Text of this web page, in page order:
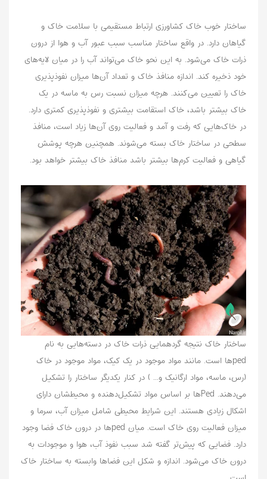
ساختار خوب خاک کشاورزی ارتباط مستقیمی با سلامت خاک و
گیاهان دارد. در واقع ساختار مناسب سبب عبور آب و هوا از درون
ذرات خاک می‌شود. به این نحو خاک می‌تواند آب را در میان لایه‌های
خود ذخیره ‌کند. اندازه منافذ خاک و تعداد آن‌ها میزان نفوذپذیری
خاک را تعیین می‌کنند. هرچه میزان نسبت رس به ماسه در یک
خاک بیشتر باشد، خاک استقامت بیشتری و نفوذپذیری کمتری دارد.
در خاک‌هایی که رفت و آمد و فعالیت روی آن‌ها زیاد است، منافذ
سطحی در ساختار خاک بسته می‌شوند. همچنین هرچه پوشش
گیاهی و فعالیت کرم‌ها بیشتر باشد منافذ خاک بیشتر خواهد بود.
ساختار خاک نتیجه گردهمایی ذرات خاک در دسته‌هایی به نام
pedها است. مانند مواد موجود در یک کیک، مواد موجود در خاک
(رس، ماسه، مواد ارگانیک‌ و‌... ) در کنار یکدیگر ساختار را تشکیل
می‌دهند. Pedها بر اساس مواد تشکیل‌دهنده و محیطشان دارای
اشکال زیادی هستند. این شرایط محیطی شامل میزان آب، سرما و
میزان فعالیت روی خاک است‌. میان pedها در درون خاک فضا وجود
دارد. فضایی که پیش‌تر گفته شد سبب نفوذ آب، هوا و موجودات به
درون خاک می‌شود. اندازه و شکل این فضاها وابسته به ساختار خاک